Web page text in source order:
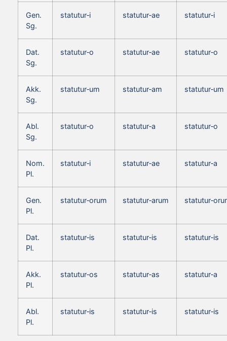
Gen.
Sg.
statutur‑i statutur‑ae statutur‑i
Dat.
Sg.
statutur‑o statutur‑ae statutur‑o
Akk.
Sg.
statutur‑um statutur‑am statutur‑um
Abl.
Sg.
statutur‑o statutur‑a statutur‑o
Nom.
Pl.
statutur‑i statutur‑ae statutur‑a
Gen.
Pl.
statutur‑orum statutur‑arum
Dat.
Pl.
statutur‑is statutur‑is statutur‑is
Akk.
Pl.
statutur‑os statutur‑as statutur‑a
Abl.
Pl.
statutur‑is statutur‑is statutur‑is